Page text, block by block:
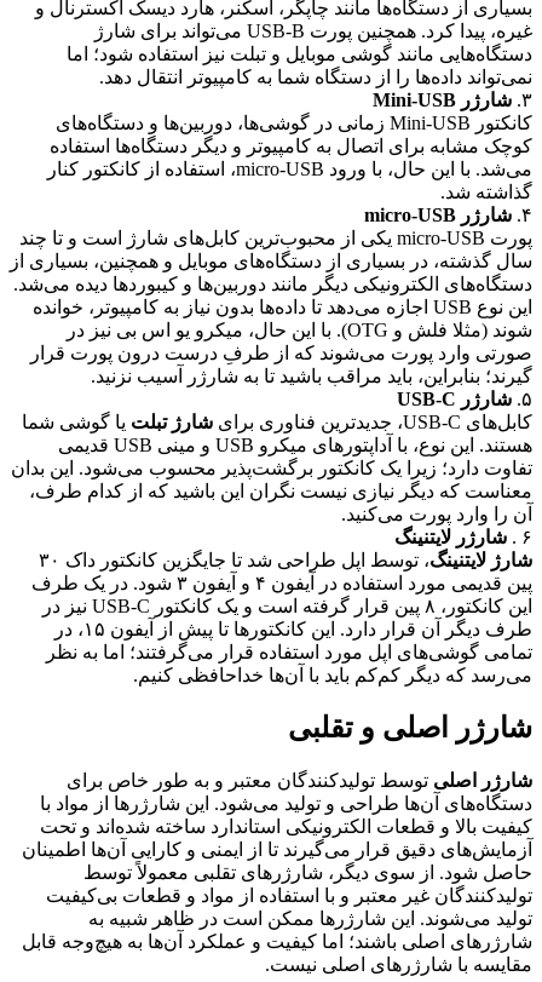
بسیاری از دستگاه‌ها مانند چاپگر، اسکنر، هارد دیسک اکسترنال و
غیره، پیدا کرد. همچنین پورت USB-B می‌تواند برای شارژ
دستگاه‌هایی مانند گوشی موبایل و تبلت نیز استفاده شود؛ اما
نمی‌تواند داده‌ها را از دستگاه شما به کامپیوتر انتقال دهد.
۳. شارژر Mini-USB
کانکتور Mini-USB زمانی در گوشی‌ها، دوربین‌ها و دستگاه‌های
کوچک مشابه برای اتصال به کامپیوتر و دیگر دستگاه‌ها استفاده
می‌شد. با این حال، با ورود micro-USB، استفاده از کانکتور کنار
گذاشته شد.
۴. شارژر micro-USB
پورت micro-USB یکی از محبوب‌ترین کابل‌های شارژ است و تا چند
سال گذشته، در بسیاری از دستگاه‌های موبایل و همچنین، بسیاری از
دستگاه‌های الکترونیکی دیگر مانند دوربین‌ها و کیبوردها دیده می‌شد.
این نوع USB اجازه می‌دهد تا داده‌ها بدون نیاز به کامپیوتر، خوانده
شوند (مثلا فلش و OTG). با این حال، میکرو یو اس بی نیز در
صورتی وارد پورت می‌شوند که از طرفِ درست درون پورت قرار
گیرند؛ بنابراین، باید مراقب باشید تا به شارژر آسیب نزنید.
۵. شارژر USB-C
کابل‌های USB-C، جدیدترین فناوری برای
شارژ تبلت یا گوشی شما
هستند. این نوع، با آداپتورهای میکرو USB و مینی USB قدیمی
تفاوت دارد؛ زیرا یک کانکتور برگشت‌پذیر محسوب می‌شود. این بدان
معناست که دیگر نیازی نیست نگران این باشید که از کدام طرف،
آن را وارد پورت می‌کنید.
۶ .
شارژر لایتنینگ
شارژ لایتنینگ
، توسط اپل طراحی شد تا جایگزین کانکتور داک ۳۰
پین قدیمی مورد استفاده در آیفون ۴ و آیفون ۳ شود. در یک طرف
این کانکتور، ۸ پین قرار گرفته است و یک کانکتور USB-C نیز در
طرف دیگر آن قرار دارد. این کانکتورها تا پیش از آیفون ۱۵، در
تمامی گوشی‌های اپل مورد استفاده قرار می‌گرفتند؛ اما به نظر
می‌رسد که دیگر کم‌کم باید با آن‌ها خداحافظی کنیم.
شارژر اصلی و تقلبی
شارژر اصلی توسط تولیدکنندگان معتبر و به طور خاص برای
دستگاه‌های آن‌ها طراحی و تولید می‌شود. این شارژرها از مواد با
کیفیت بالا و قطعات الکترونیکی استاندارد ساخته شده‌اند و تحت
آزمایش‌های دقیق قرار می‌گیرند تا از ایمنی و کارایی آن‌ها اطمینان
حاصل شود. از سوی دیگر، شارژرهای تقلبی معمولاً توسط
تولیدکنندگان غیر معتبر و با استفاده از مواد و قطعات بی‌کیفیت
تولید می‌شوند. این شارژرها ممکن است در ظاهر شبیه به
شارژرهای اصلی باشند؛ اما کیفیت و عملکرد آن‌ها به هیچ‌وجه قابل
مقایسه با شارژرهای اصلی نیست.